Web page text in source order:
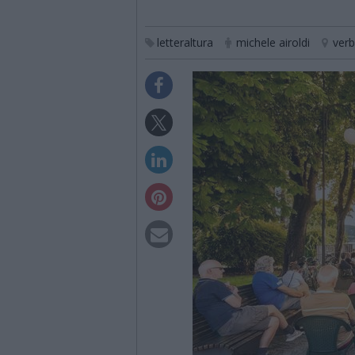
letteraltura michele airoldi